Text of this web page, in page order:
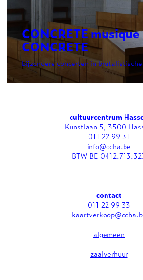
CONCRETE musique
CONCRETE
bijzondere concerten in
cultuurcentrum
Kunstlaan 5, 3500
011 22 99 31
info@ccha.be
BTW BE
contact
011 22 99 33
algemeen
zaalverhuur